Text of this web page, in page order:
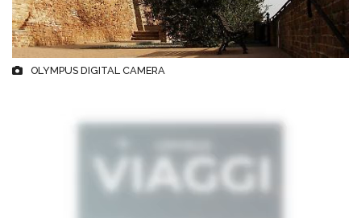
OLYMPUS DIGITAL CAMERA